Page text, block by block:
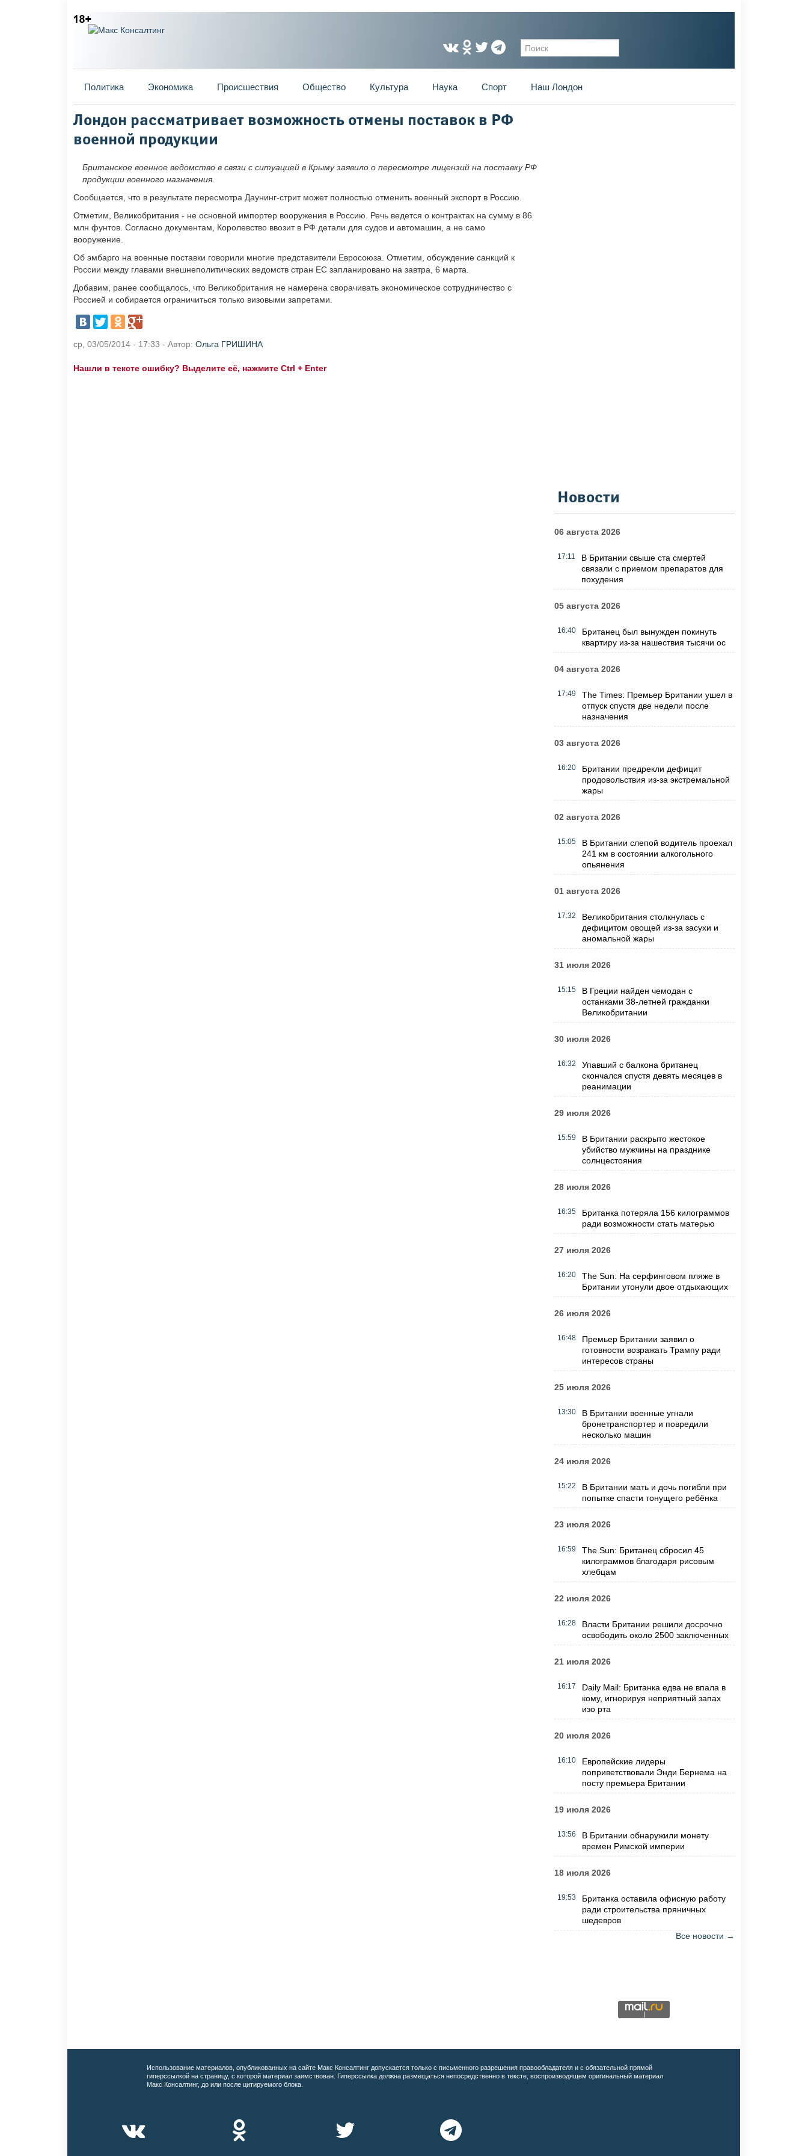
Форма поиска
Главное меню
Политика Экономика Происшествия Общество Культура Наука Спорт Наш Лондон
Вы здесь
Лондон рассматривает возможность отмены поставок в РФ
военной продукции
Британское военное ведомство в связи с ситуацией в Крыму заявило о пересмотре лицензий на поставку РФ
продукции военного назначения.
Сообщается, что в результате пересмотра Даунинг-стрит может полностью отменить военный экспорт в Россию.
Отметим, Великобритания - не основной импортер вооружения в Россию. Речь ведется о контрактах на сумму в 86
млн фунтов. Согласно документам, Королевство ввозит в РФ детали для судов и автомашин, а не само
вооружение.
Об эмбарго на военные поставки говорили многие представители Евросоюза. Отметим, обсуждение санкций к
России между главами внешнеполитических ведомств стран ЕС запланировано на завтра, 6 марта.
Добавим, ранее сообщалось, что Великобритания не намерена сворачивать экономическое сотрудничество с
Россией и собирается ограничиться только визовыми запретами.
ср, 03/05/2014 - 17:33 - Автор: Ольга ГРИШИНА
Нашли в тексте ошибку? Выделите её, нажмите Ctrl + Enter
Новости
06 августа 2026
17:11
В Британии свыше ста смертей
связали с приемом препаратов для
похудения
05 августа 2026
16:40
Британец был вынужден покинуть
квартиру из-за нашествия тысячи ос
04 августа 2026
17:49
The Times: Премьер Британии ушел в
отпуск спустя две недели после
назначения
03 августа 2026
16:20
Британии предрекли дефицит
продовольствия из-за экстремальной
жары
02 августа 2026
15:05
В Британии слепой водитель проехал
241 км в состоянии алкогольного
опьянения
01 августа 2026
17:32
Великобритания столкнулась с
дефицитом овощей из-за засухи и
аномальной жары
31 июля 2026
15:15
В Греции найден чемодан с
останками 38-летней гражданки
Великобритании
30 июля 2026
16:32
Упавший с балкона британец
скончался спустя девять месяцев в
реанимации
29 июля 2026
15:59
В Британии раскрыто жестокое
убийство мужчины на празднике
солнцестояния
28 июля 2026
16:35
Британка потеряла 156 килограммов
ради возможности стать матерью
27 июля 2026
16:20
The Sun: На серфинговом пляже в
Британии утонули двое отдыхающих
26 июля 2026
16:48
Премьер Британии заявил о
готовности возражать Трампу ради
интересов страны
25 июля 2026
13:30
В Британии военные угнали
бронетранспортер и повредили
несколько машин
24 июля 2026
15:22
В Британии мать и дочь погибли при
попытке спасти тонущего ребёнка
23 июля 2026
16:59
The Sun: Британец сбросил 45
килограммов благодаря рисовым
хлебцам
22 июля 2026
16:28
Власти Британии решили досрочно
освободить около 2500 заключенных
21 июля 2026
16:17
Daily Mail: Британка едва не впала в
кому, игнорируя неприятный запах
изо рта
20 июля 2026
16:10
Европейские лидеры
поприветствовали Энди Бернема на
посту премьера Британии
19 июля 2026
13:56
В Британии обнаружили монету
времен Римской империи
18 июля 2026
19:53
Британка оставила офисную работу
ради строительства пряничных
шедевров
Все новости →
Использование материалов, опубликованных на сайте Макс Консалтинг допускается только с письменного разрешения правообладателя и с обязательной прямой
гиперссылкой на страницу, с которой материал заимствован. Гиперссылка должна размещаться непосредственно в тексте, воспроизводящем оригинальный материал
Макс Консалтинг, до или после цитируемого блока.